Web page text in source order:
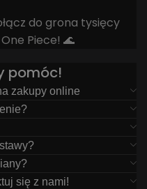
do grona tysięcy
Piece! 🌊
pomóc!
zakupy online
się z nami!